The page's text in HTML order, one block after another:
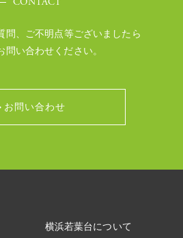
問、ご不明点等ございましたら
問い合わせください。
お問い合わせ
横浜若葉台について